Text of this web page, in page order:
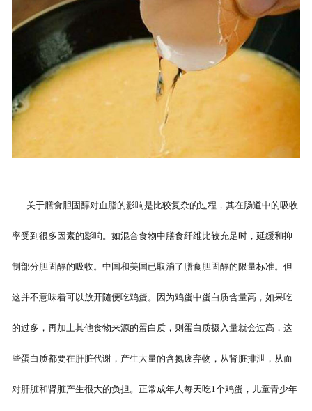
关于膳食胆固醇对血脂的影响是比较复杂的过程，其在肠道中的吸收
率受到很多因素的影响。如混合食物中膳食纤维比较充足时，延缓和抑
制部分胆固醇的吸收。中国和美国已取消了膳食胆固醇的限量标准。但
这并不意味着可以放开随便吃鸡蛋。因为鸡蛋中蛋白质含量高，如果吃
的过多，再加上其他食物来源的蛋白质，则蛋白质摄入量就会过高，这
些蛋白质都要在肝脏代谢，产生大量的含氮废弃物，从肾脏排泄，从而
对肝脏和肾脏产生很大的负担。正常成年人每天吃1个鸡蛋，儿童青少年